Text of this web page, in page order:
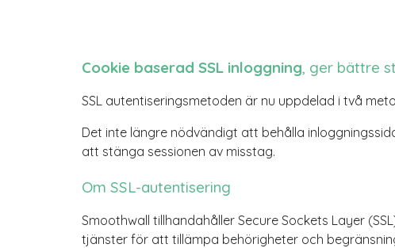
Cookie baserad SSL inloggning, ger bättre
SSL autentiseringsmetoden är nu uppdelad i två
Det inte längre nödvändigt att behålla
att stänga sessionen av misstag.
Om SSL-autentisering
Smoothwall tillhandahåller Secure Sockets Layer
tjänster för att tillämpa behörigheter och